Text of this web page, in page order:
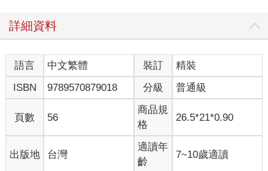
詳細資料
語言 中文繁體 裝訂
精裝
ISBN
9789570879018 分級 普通級
頁數 56
商品規
格
26.5*21*0.90
出版地 台灣
適讀年
齡
7~10歲適讀